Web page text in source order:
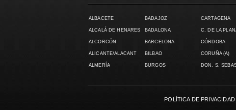
ALBACETE
ALCALÁ DE HENARES
ALCORCÓN
ALICANTE/ALACANT
ALMERÍA
BADAJOZ
BADALONA
BARCELONA
BILBAO
BURGOS
CARTAGENA
C. DE LA
CÓRDOBA
CORUÑA (A)
DON. S.
POLÍTICA DE PRIVACIDAD